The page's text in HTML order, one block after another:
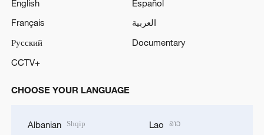
English
Español
Français
العربية
Русский
Documentary
CCTV+
CHOOSE YOUR LANGUAGE
Albanian Shqip Lao ລາວ